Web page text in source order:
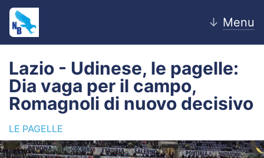
↓ Menu
Home
News
Editoriale
Lazio - Udinese, le pagelle:
Dia vaga per il campo,
Romagnoli di nuovo decisivo
LE PAGELLE